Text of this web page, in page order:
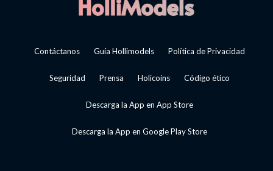
Contáctanos Guía Hollimodels Política de Privacidad
Seguridad Prensa Holicoins Código ético
Descarga la App en App Store
Descarga la App en Google Play Store